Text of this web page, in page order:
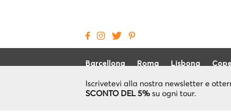
Iscrivetevi alla nostra newsletter e
SCONTO DEL 5% su ogni tour.
Barcellona Roma Lisbona